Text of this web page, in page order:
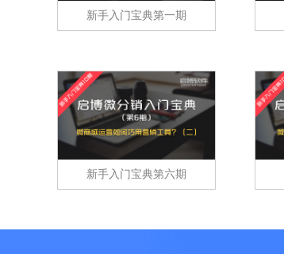
新手入门宝典第一期
新手入门宝典第六期